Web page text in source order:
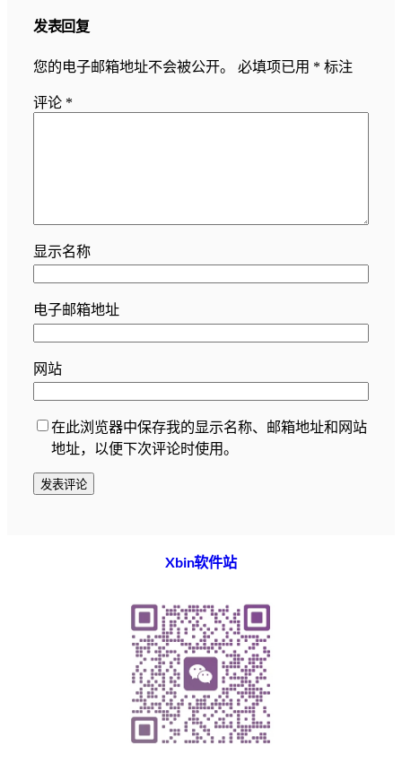
发表回复
您的电子邮箱地址不会被公开。 必填项已用 * 标注
评论 *
显示名称
电子邮箱地址
网站
在此浏览器中保存我的显示名称、邮箱地址和网站
地址，以便下次评论时使用。
Xbin软件站